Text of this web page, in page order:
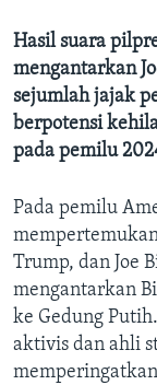
Hasil suara
mengantarkan
sejumlah jajak
berpotensi
pada pemilu
Pada pemilu
Trump, dan Joe
mengantarkan
ke Gedung
aktivis dan ahli